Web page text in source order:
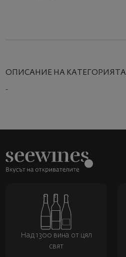
ОПИСАНИЕ НА КАТЕГОРИЯТА
-
Над 1300 вина от цял
свят